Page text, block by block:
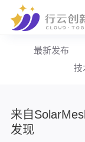
最新发布
技
来自
发现